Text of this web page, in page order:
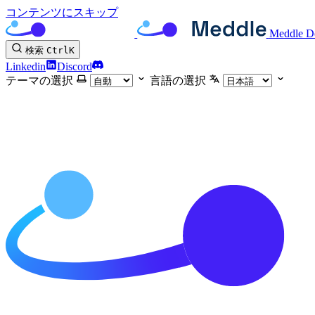
コンテンツにスキップ
Meddle
検索 CtrlK
Linkedin
Discord
テーマの選択
言語の選択